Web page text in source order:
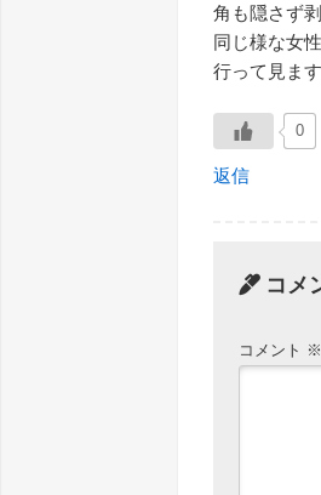
角も隠さず
同じ様な女
行って見ます
0
返信
コメ
コメント ※